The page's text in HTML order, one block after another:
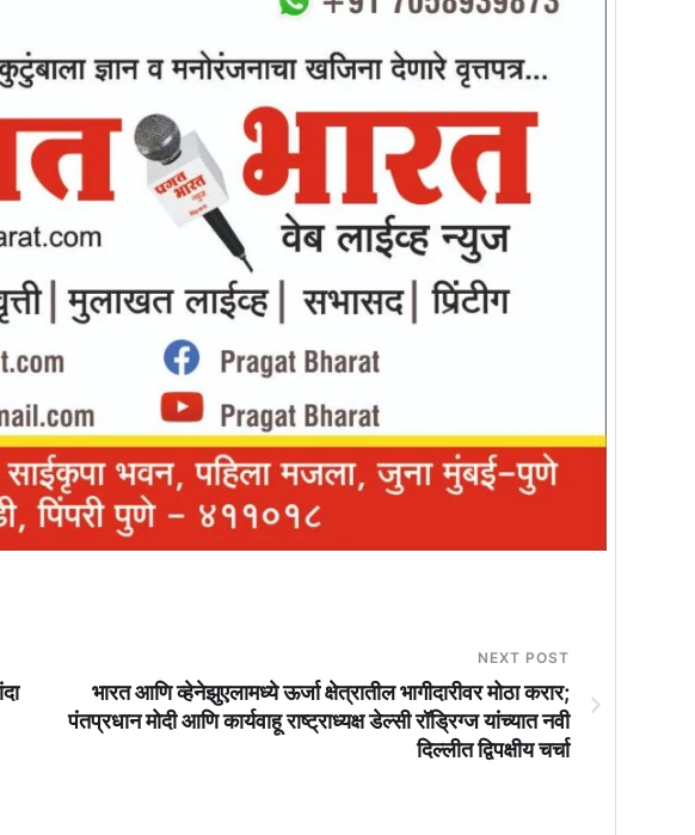
NEXT POST
भारत आणि व्हेनेझुएलामध्ये ऊर्जा क्षेत्रातील भागीदारीवर मोठा करार;
पंतप्रधान मोदी आणि कार्यवाहू राष्ट्राध्यक्ष डेल्सी रॉड्रिग्ज यांच्यात नवी
दिल्लीत द्विपक्षीय चर्चा